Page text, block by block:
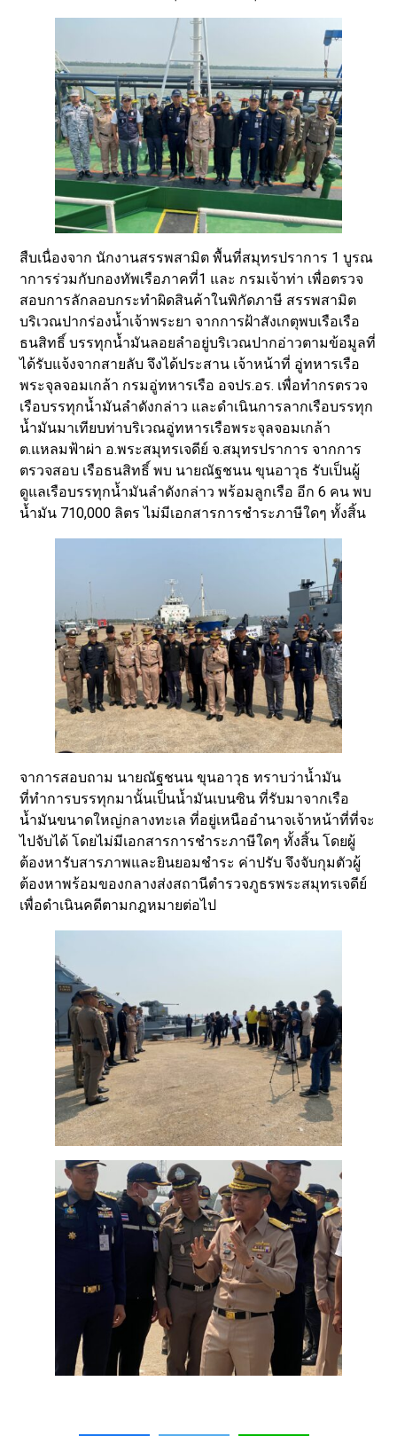
สืบเนื่องจาก นักงานสรรพสามิต พื้นที่สมุทรปราการ 1 บูรณ
าการร่วมกับกองทัพเรือภาคที่1 และ กรมเจ้าท่า เพื่อตรวจ
สอบการลักลอบกระทำผิดสินค้าในพิกัดภาษี สรรพสามิต
บริเวณปากร่องน้ำเจ้าพระยา จากการฝ้าสังเกตุพบเรือเรือ
ธนสิทธิ์ บรรทุกน้ำมันลอยลำอยู่บริเวณปากอ่าวตามข้อมูลที่
ได้รับแจ้งจากสายลับ จึงได้ประสาน เจ้าหน้าที่ อู่ทหารเรือ
พระจุลจอมเกล้า กรมอู่ทหารเรือ อจปร.อร. เพื่อทำกรตรวจ
เรือบรรทุกน้ำมันลำดังกล่าว และดำเนินการลากเรือบรรทุก
น้ำมันมาเทียบท่าบริเวณอู่ทหารเรือพระจุลจอมเกล้า
ต.แหลมฟ้าผ่า อ.พระสมุทรเจดีย์ จ.สมุทรปราการ จากการ
ตรวจสอบ เรือธนสิทธิ์ พบ นายณัฐชนน ขุนอาวุธ รับเป็นผู้
ดูแลเรือบรรทุกน้ำมันลำดังกล่าว พร้อมลูกเรือ อีก 6 คน พบ
น้ำมัน 710,000 ลิตร ไม่มีเอกสารการชำระภาษีใดๆ ทั้งสิ้น
จาการสอบถาม นายณัฐชนน ขุนอาวุธ ทราบว่าน้ำมัน
ที่ทำการบรรทุกมานั้นเป็นน้ำมันเบนซิน ที่รับมาจากเรือ
น้ำมันขนาดใหญ่กลางทะเล ที่อยู่เหนืออำนาจเจ้าหน้าที่ที่จะ
ไปจับได้ โดยไม่มีเอกสารการชำระภาษีใดๆ ทั้งสิ้น โดยผู้
ต้องหารับสารภาพและยินยอมชำระ ค่าปรับ จึงจับกุมตัวผู้
ต้องหาพร้อมของกลางส่งสถานีตำรวจภูธรพระสมุทรเจดีย์
เพื่อดำเนินคดีตามกฎหมายต่อไป